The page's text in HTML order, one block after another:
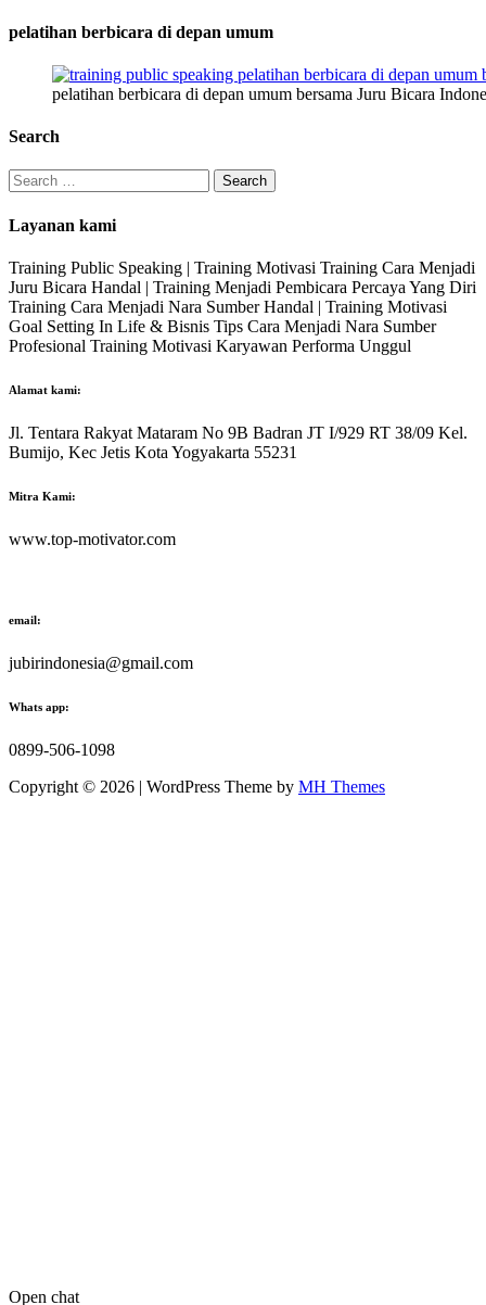
pelatihan berbicara di depan umum
pelatihan berbicara di depan umum bersama Juru Bicara
Search
Search
for:
Layanan kami
Training Public Speaking | Training Motivasi Training Cara Menjadi
Juru Bicara Handal | Training Menjadi Pembicara Percaya Yang Diri
Training Cara Menjadi Nara Sumber Handal | Training Motivasi
Goal Setting In Life & Bisnis Tips Cara Menjadi Nara Sumber
Profesional Training Motivasi Karyawan Performa Unggul
Alamat kami:
Jl. Tentara Rakyat Mataram No 9B Badran JT I/929 RT 38/09 Kel.
Bumijo, Kec Jetis Kota Yogyakarta 55231
Mitra Kami:
www.top-motivator.com
email:
jubirindonesia@gmail.com
Whats app:
0899-506-1098
Copyright © 2026 | WordPress Theme by MH Themes
Open chat